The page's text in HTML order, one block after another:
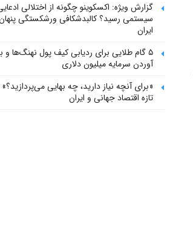
گزارش ویژه: اکسکوینو چگونه از اختلالی
سیستمی رسید؟ کالبدشکافی ورشکستگی
ایران
۵ گام طلایی برای ردیابی کیف پول‌ نهنگ‌ها
آوردن سرمایه میلیون دلاری
«برای آنچه نیاز دارید، چه بهایی
تازه اقتصاد جهانی و ایران